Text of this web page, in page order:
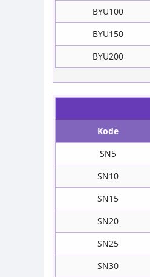
BYU100
BYU150
BYU200
Kode
SN5
SN10
SN15
SN20
SN25
SN30